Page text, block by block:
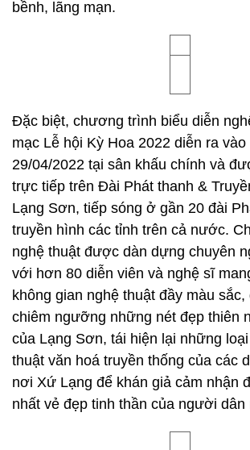
bềnh, lãng mạn.
Đặc biệt, chương trình biểu diễn
mạc Lễ hội Kỳ Hoa 2022 diễn ra
29/04/2022 tại sân khấu chính và
trực tiếp trên Đài Phát thanh &
Lạng Sơn, tiếp sóng ở gần 20 đài
truyền hình các tỉnh trên cả nước.
nghệ thuật được dàn dựng chuyên
với hơn 80 diễn viên và nghệ sĩ
không gian nghệ thuật đầy màu
chiêm ngưỡng những nét đẹp thiên
của Lạng Sơn, tái hiện lại những
thuật văn hoá truyền thống của các
nơi Xứ Lạng để khán giả cảm nhận
nhất vẻ đẹp tinh thần của người dân